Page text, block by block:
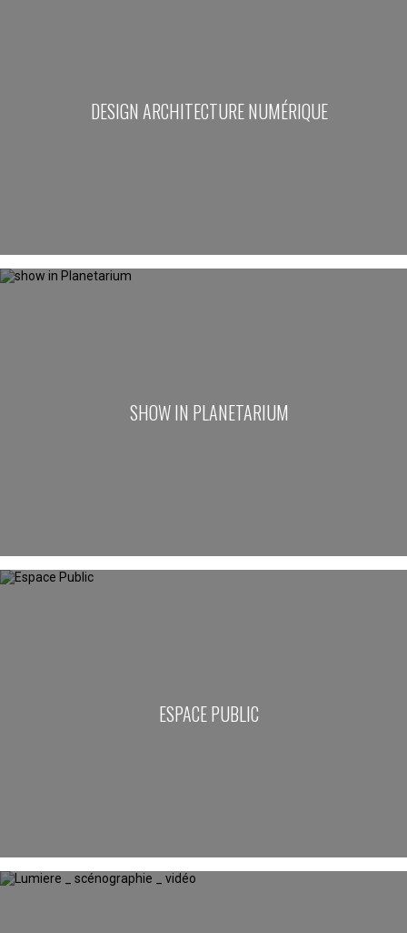
DESIGN ARCHITECTURE NUMÉRIQUE
SHOW IN PLANETARIUM
ESPACE PUBLIC